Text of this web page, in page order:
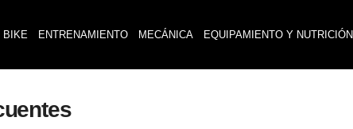
BIKE ENTRENAMIENTO MECÁNICA EQUIPAMIENTO Y NUTRICIÓN